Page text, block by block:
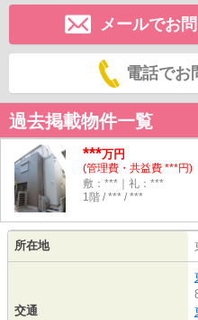
メールでお
電話でお
過去掲載物件一覧
***万円
(管理費・共益費 ***円)
敷：***｜礼：***
1階 / *** / ***
所在地
交通